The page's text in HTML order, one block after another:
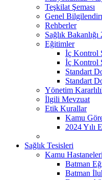
Teşkilat Şeması
Genel
Rehberler
Sağlık
Eğitimler
İç Kontrol
İç Kontrol
Standart
Standart
Yönetim
İlgili Mevzuat
Etik Kurallar
Kamu
2024 Yılı
Sağlık Tesisleri
Kamu Hastaneleri
Batman
Batman